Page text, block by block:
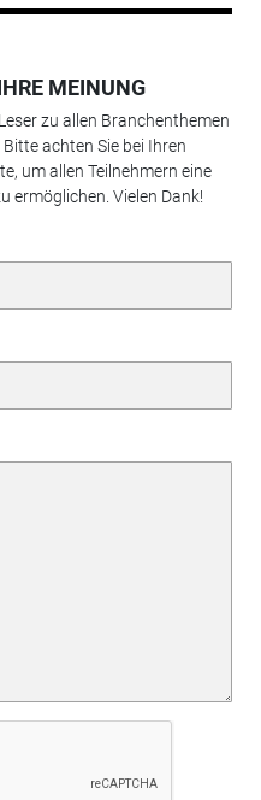
MEINUNG
zu allen Branchenthemen
achten Sie bei Ihren
um allen Teilnehmern eine
ermöglichen. Vielen Dank!